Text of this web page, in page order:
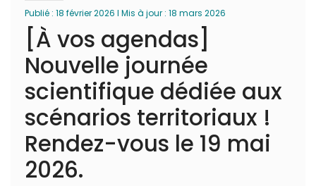
Publié : 18 février 2026 I Mis à jour : 18 mars 2026
[À vos agendas]
Nouvelle journée
scientifique dédiée aux
scénarios territoriaux !
Rendez-vous le 19 mai
2026.